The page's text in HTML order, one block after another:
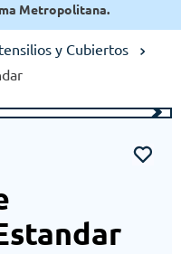
Metropolitana.
y Cubiertos